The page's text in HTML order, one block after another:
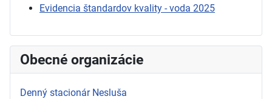
Evidencia štandardov kvality - voda 2025
Obecné organizácie
Denný stacionár Nesluša